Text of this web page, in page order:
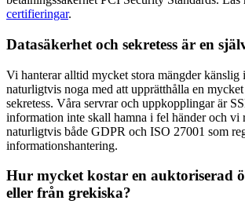
certifieringar.
Datasäkerhet och sekretess är en
Vi hanterar alltid mycket stora mängder känslig
naturligtvis noga med att upprätthålla en
sekretess. Våra servrar och uppkopplingar är
information inte skall hamna i fel händer och vi
naturligtvis både GDPR och ISO 27001 som
informationshantering.
Hur mycket kostar en auktoriserad
eller från grekiska?